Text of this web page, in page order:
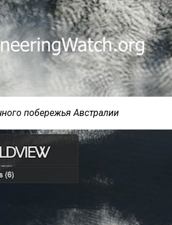
побережья Австралии